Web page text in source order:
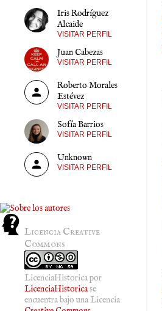
Iris Rodríguez
Alcaide
VISITAR PERFIL
Juan Cabezas
VISITAR PERFIL
Roberto Morales
Estévez
VISITAR PERFIL
Sofía Barrios
VISITAR PERFIL
Unknown
VISITAR PERFIL
Licencia Creative
Commons
LicenciaHistoricapor
LicenciaHistoricase
encuentra bajo una Licencia